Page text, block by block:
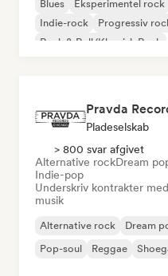
Blues Eksperimentel rock
Indie-rock
Progressiv
Rock & Roll/Klassisk Rock
Pravda
Pladeselskab
> 800 svar afgivet
Alternative rockDream
Indie-pop
Underskriv kontrakter
musik
Alternative rock Dream
Pop-soul
Reggae